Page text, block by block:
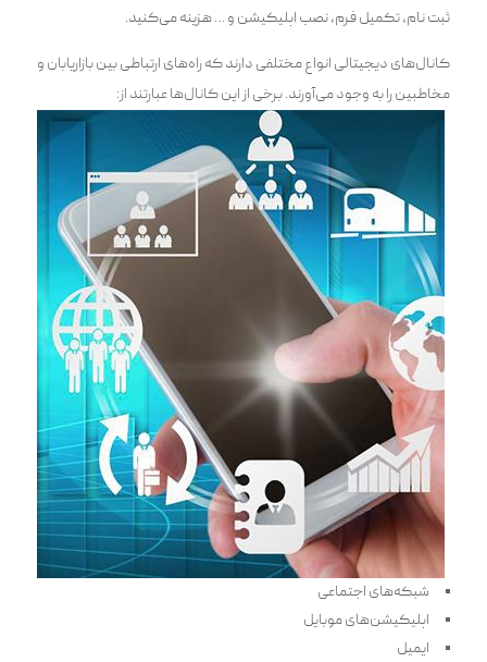
ثبت نام، تکمیل فرم، نصب اپلیکیشن و … هزینه می‌کنید.
کانال‌های دیجیتالی انواع مختلفی دارند که راه‌های ارتباطی بین بازاریابان و
مخاطبین را به وجود می‌آورند. برخی از این کانال‌ها عبارتند از:
شبکه‌های اجتماعی
اپلیکیشن‌های موبایل
ایمیل